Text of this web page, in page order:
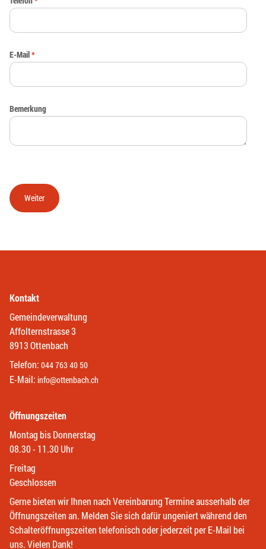
E-Mail*
Bemerkung
Kontakt
Gemeindeverwaltung
Affolternstrasse 3
8913 Ottenbach
Telefon: 044 763 40 50
E-Mail: info@ottenbach.ch
Öffnungszeiten
Montag bis Donnerstag
08.30 - 11.30 Uhr
Freitag
Geschlossen
Gerne bieten wir Ihnen nach Vereinbarung Termine ausserhalb der
Öffnungszeiten an. Melden Sie sich dafür ungeniert während den
Schalteröffnungszeiten telefonisch oder jederzeit per E-Mail bei
uns. Vielen Dank!